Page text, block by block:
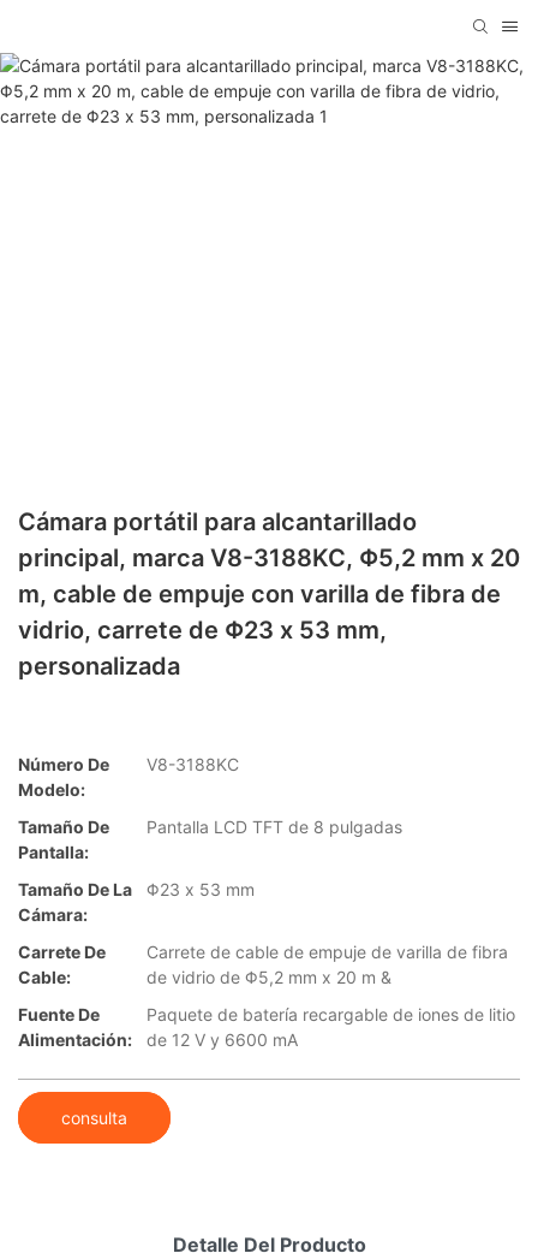
Cámara portátil para alcantarillado
principal, marca V8-3188KC, Φ5,2 mm x 20
m, cable de empuje con varilla de fibra de
vidrio, carrete de Φ23 x 53 mm,
personalizada
Número De
Modelo:
V8-3188KC
Tamaño De
Pantalla:
Pantalla LCD TFT de 8 pulgadas
Tamaño De La
Cámara:
Φ23 x 53 mm
Carrete De
Cable:
Carrete de cable de empuje de varilla de fibra
de vidrio de Φ5,2 mm x 20 m &
Fuente De
Alimentación:
Paquete de batería recargable de iones de litio
de 12 V y 6600 mA
consulta
Detalle Del Producto